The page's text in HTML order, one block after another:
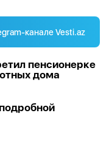
канале Vesti.az
пенсионерке
дома